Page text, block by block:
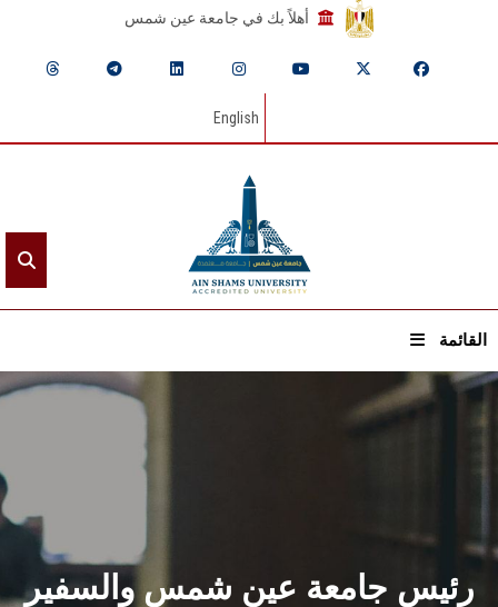
أهلاً بك في جامعة عين شمس
English
القائمة
الرئيسيـة
القطاعـات
الشئون الأكاديمية
رئيس جامعة عين شمس والسفير